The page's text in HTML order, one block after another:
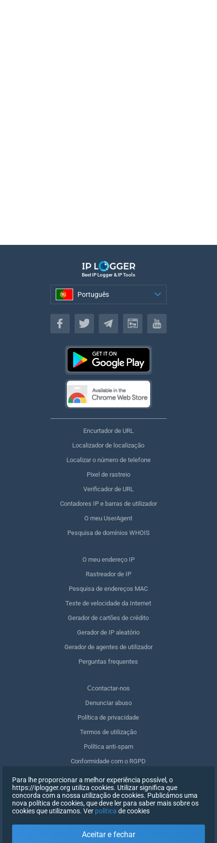
Best IP Logger & IP Tools
Português
Português
Encurtador de URL
Localizador de localização
Localizar o número de telefone
Pixel de rastreio
Verificador de URL
Contadores IP e barras de utilizador
O meu UserAgent
Pesquisa de domínios WHOIS
O meu endereço IP
Rastreador de IP
Pesquisa de endereços MAC
Teste de velocidade da Internet
Gerador de cartões de crédito
Gerador de IP aleatório
Gerador de agentes de utilizador
Perguntas frequentes
Сcontactar-nos
Denunciar abuso
Política de privacidade
Termos de utilização
Política anti-spam
Conformidade com o RGPD
Apagar os meus dados
Retirar o consentimento
Para lhe proporcionar a melhor experiência possível, o
https://iplogger.org utiliza cookies. Utilizar significa que
concorda com a nossa utilização de cookies. Publicámos uma
nova política de cookies, que deve ler para saber mais sobre os
cookies que utilizamos. Ver política de cookies
Aceitar e fechar